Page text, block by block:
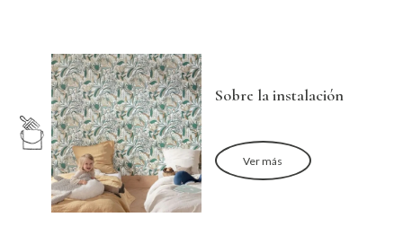
Sobre la instalación
Ver más